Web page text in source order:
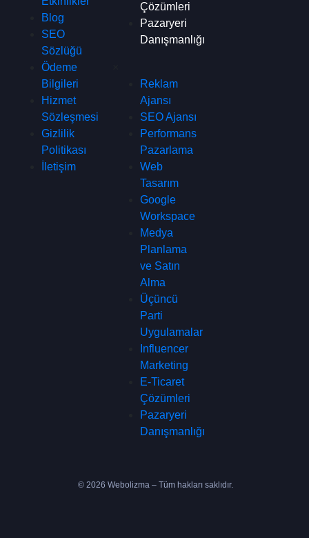
Blog
SEO
Sözlüğü
Ödeme
Bilgileri
Hizmet
Sözleşmesi
Gizlilik
Politikası
İletişim
Çözümleri
Pazaryeri
Danışmanlığı
Reklam
Ajansı
SEO Ajansı
Performans
Pazarlama
Web
Tasarım
Google
Workspace
Medya
Planlama
ve Satın
Alma
Üçüncü
Parti
Uygulamalar
Influencer
Marketing
E-Ticaret
Çözümleri
Pazaryeri
Danışmanlığı
© 2026 Webolizma – Tüm hakları saklıdır.